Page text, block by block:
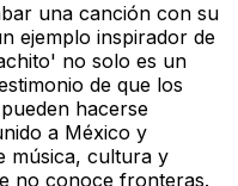
una canción con su
ejemplo inspirador de
no solo es un
de que los
hacerse
a México y
música, cultura y
no conoce fronteras.